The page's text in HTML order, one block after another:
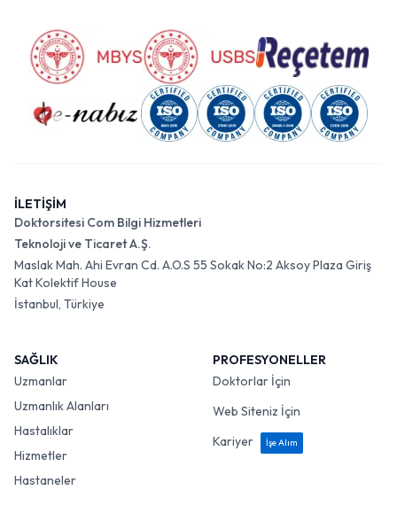
İLETİŞİM
Doktorsitesi Com Bilgi Hizmetleri
Teknoloji ve Ticaret A.Ş.
Maslak Mah. Ahi Evran Cd. A.O.S 55 Sokak No:2 Aksoy Plaza Giriş
Kat Kolektif House
İstanbul, Türkiye
SAĞLIK
Uzmanlar
Uzmanlık Alanları
Hastalıklar
Hizmetler
Hastaneler
PROFESYONELLER
Doktorlar İçin
Web Siteniz İçin
Kariyer
İşe Alım